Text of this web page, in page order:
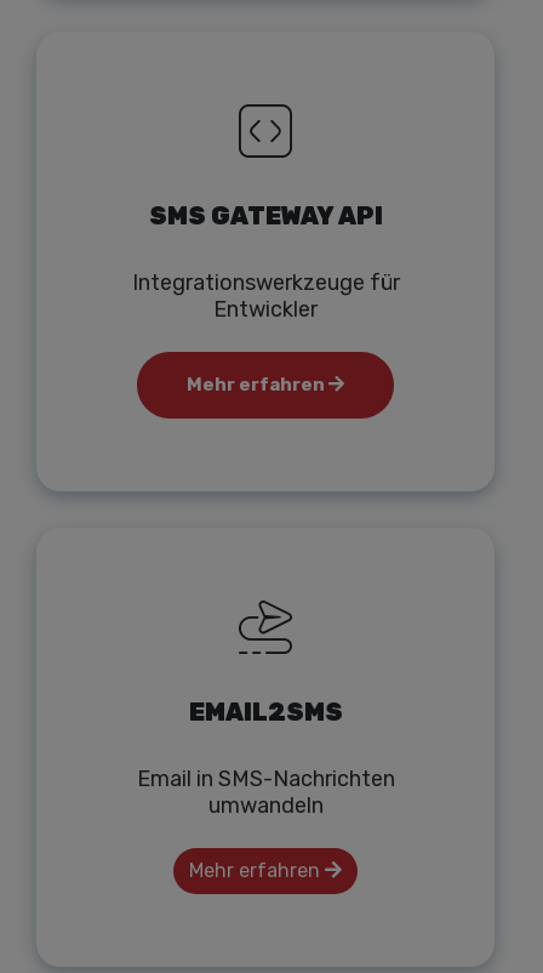
SMS GATEWAY API
Integrationswerkzeuge für
Entwickler
Mehr erfahren
EMAIL2SMS
Email in SMS-Nachrichten
umwandeln
Mehr erfahren